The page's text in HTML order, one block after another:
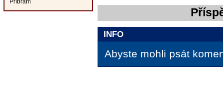
Příbram
INFO
Abyste mohli psát